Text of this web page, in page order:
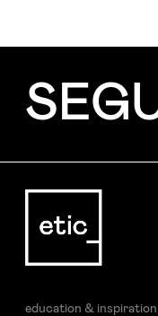
education & inspiration